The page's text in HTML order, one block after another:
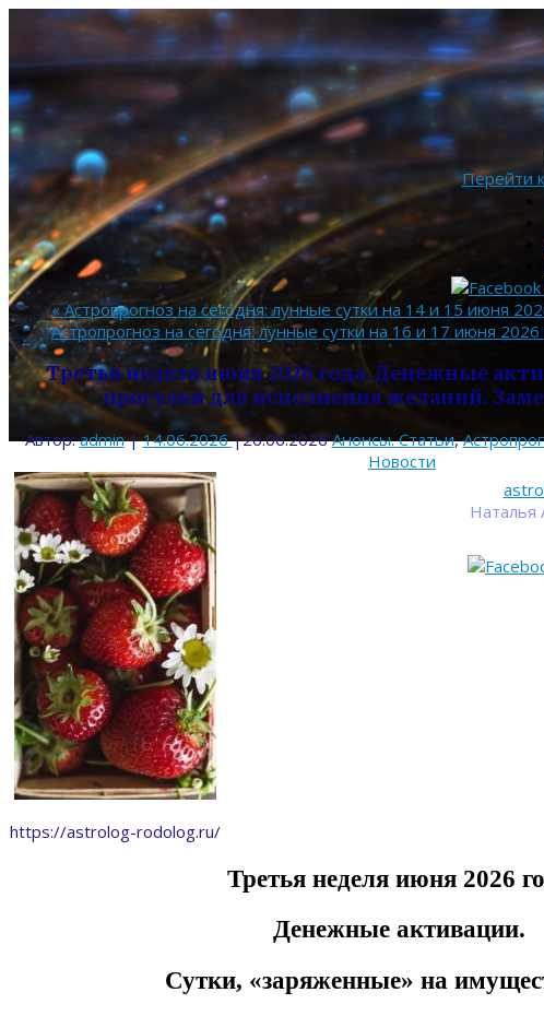
Наталья
Перейти
«Астропрогноз на сегодня: лунные сутки на 14 и 15 июня
Астропрогноз на сегодня: лунные сутки на 16 и 17 июня
Третья неделя июня 2026 года. Денежные
прогулки для исполнения желаний.
Автор:admin | 14.06.2026 |26.06.2026 Анонсы. Статьи,
Новости
https://astrolog-rodolog.ru/
Третья неделя июня 2026
Денежные активации.
Сутки, «заряженные» на